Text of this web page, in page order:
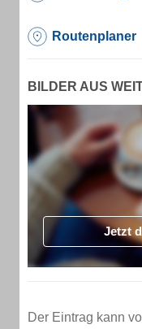
Routenplaner
BILDER AUS
Jetzt
Der Eintrag kann